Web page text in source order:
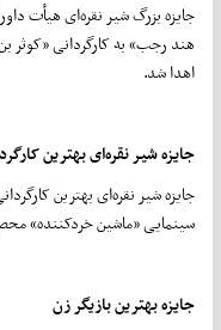
جایزه بزرگ شیر نقره‌ای هیأت
هند رجب» به کارگردانی «کوثر
اهدا شد.
جایزه شیر نقره‌ای بهترین
جایزه شیر نقره‌ای بهترین
سینمایی «ماشین خردکننده»
جایزه بهترین بازیگر زن